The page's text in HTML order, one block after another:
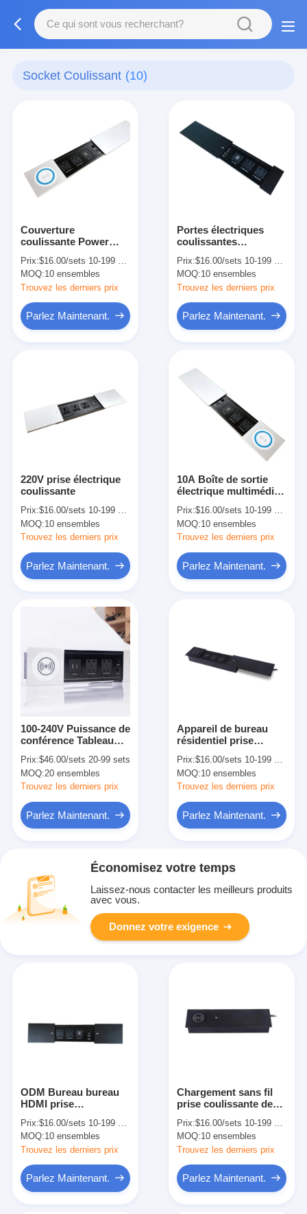
Socket Coulissant (10)
Couverture
coulissante Power
électrique avec double
USB résistant à
l'usure
Prix:$16.00/sets 10-199 sets
MOQ:10 ensembles
Trouvez les derniers prix
Parlez Maintenant.
Portes électriques
coulissantes
Prix:$16.00/sets 10-199 sets
MOQ:10 ensembles
Trouvez les derniers prix
Parlez Maintenant.
220V prise électrique
coulissante
Prix:$16.00/sets 10-199 sets
MOQ:10 ensembles
Trouvez les derniers prix
Parlez Maintenant.
10A Boîte de sortie
électrique multimédia
Prix:$16.00/sets 10-199 sets
MOQ:10 ensembles
Trouvez les derniers prix
Parlez Maintenant.
100-240V Puissance de
conférence Tableau
électrique RJ45 Cat6
Port
Prix:$46.00/sets 20-99 sets
MOQ:20 ensembles
Trouvez les derniers prix
Parlez Maintenant.
Appareil de bureau
résidentiel prise
cachée 240V
Prix:$16.00/sets 10-199 sets
MOQ:10 ensembles
Trouvez les derniers prix
Parlez Maintenant.
Économisez votre temps
Laissez-nous contacter les meilleurs produits
avec vous.
Donnez votre exigence
ODM Bureau bureau
HDMI prise
la terre standard 230V
Prix:$16.00/sets 10-199 sets
MOQ:10 ensembles
Trouvez les derniers prix
Parlez Maintenant.
Chargement sans fil
prise coulissante de
électrique de bureau
110V-250V
Prix:$16.00/sets 10-199 sets
MOQ:10 ensembles
Trouvez les derniers prix
Parlez Maintenant.